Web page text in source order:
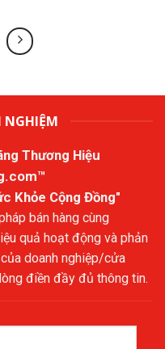
NGHIỆM
Thương Hiệu
Khỏe Cộng Đồng"
bán hàng cùng
quả hoạt động và phản
doanh nghiệp/cửa
điền đầy đủ thông tin.